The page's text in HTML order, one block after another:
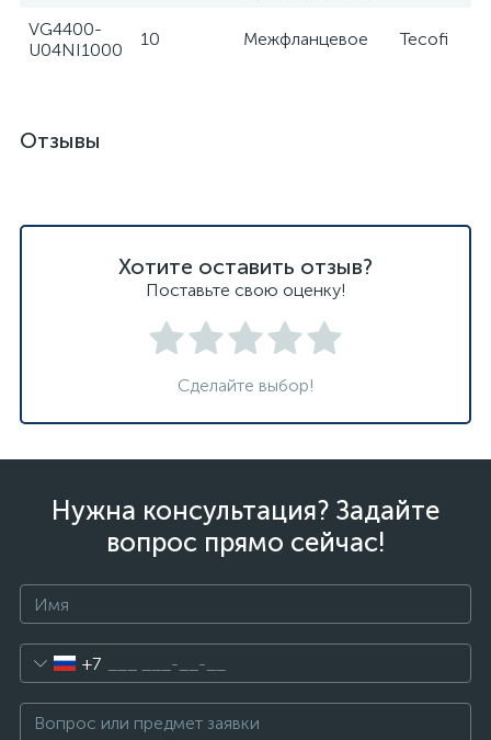
VG4400-
U04NI1000
10 Межфланцевое Tecofi
Отзывы
Хотите оставить отзыв?
Поставьте свою оценку!
Сделайте выбор!
Нужна консультация? Задайте
вопрос прямо сейчас!
+7